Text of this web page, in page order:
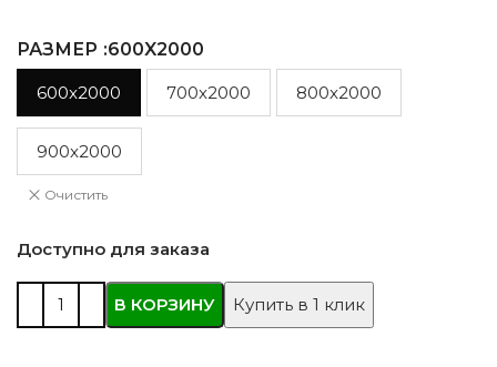
РАЗМЕР :600X2000
600x2000 700x2000 800x2000
900x2000
Очистить
Доступно для заказа
В КОРЗИНУ Купить в 1 клик